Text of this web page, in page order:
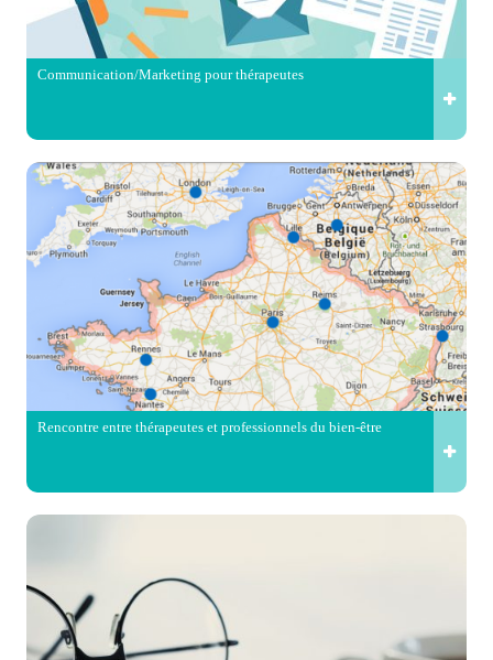
Communication/Marketing pour thérapeutes
Rencontre entre thérapeutes et professionnels du bien-être